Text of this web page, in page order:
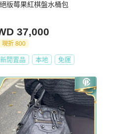
版莓果紅棋盤水桶包
37,000
現折 800
閒置品 本地 免運